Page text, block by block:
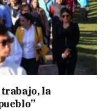
trabajo, la